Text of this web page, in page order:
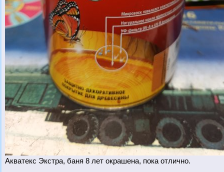
Акватекс Экстра, баня 8 лет окрашена, пока отлично.